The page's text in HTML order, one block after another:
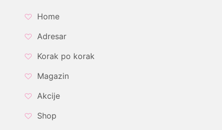
Home
Adresar
Korak po korak
Magazin
Akcije
Shop